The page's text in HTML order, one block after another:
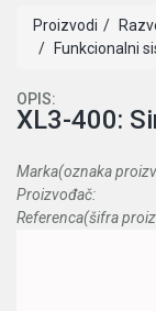
Proizvodi
Funkcionalni
OPIS:
XL3-400:
Marka(oznaka
Proizvođač:
Referenca(šifra